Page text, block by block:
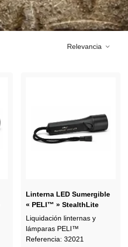
Relevancia
Linterna LED Sumergible
« PELI™ » StealthLite
2410 Recoil De Primera
Generación
Liquidación linternas y
lámparas PELI™
Referencia: 32021